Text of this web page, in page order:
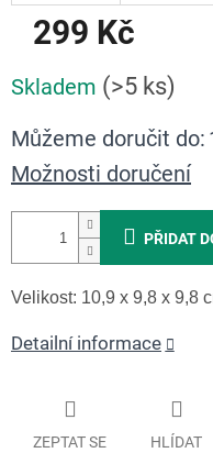
299 Kč
cena:
Skladem (>5 ks)
Můžeme doručit do:
Možnosti doručení
PŘIDAT
Velikost: 10,9 x 9,8 x 9,8
Detailní informace
ZEPTAT SE HLÍDAT